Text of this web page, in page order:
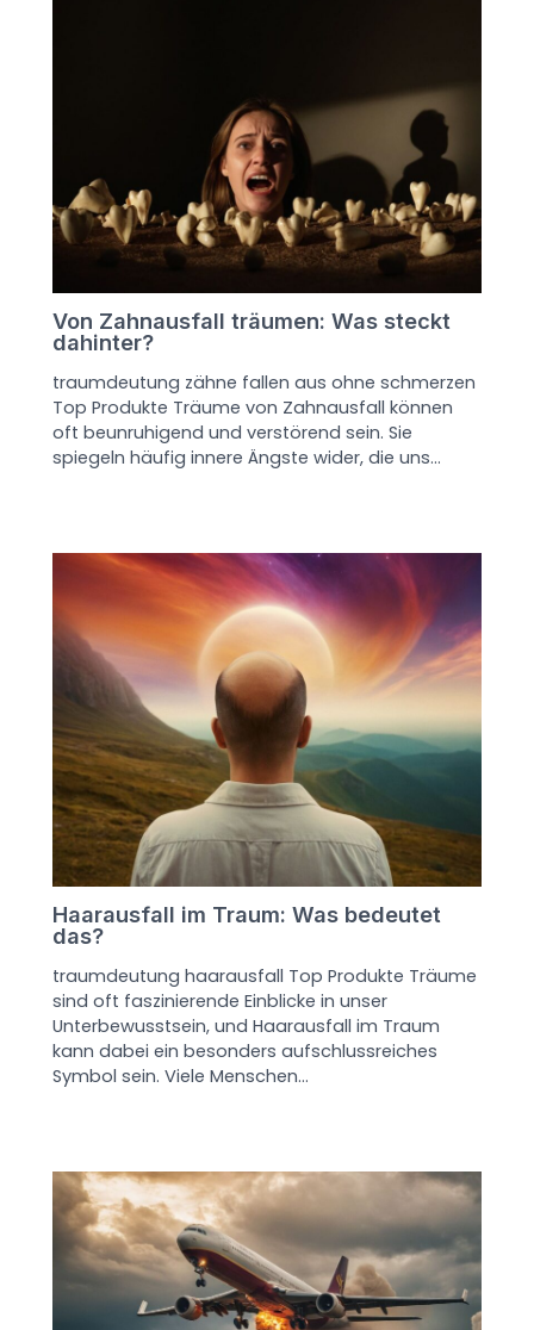
Von Zahnausfall träumen: Was steckt
dahinter?
traumdeutung zähne fallen aus ohne schmerzen
Top Produkte Träume von Zahnausfall können
oft beunruhigend und verstörend sein. Sie
spiegeln häufig innere Ängste wider, die uns…
Haarausfall im Traum: Was bedeutet
das?
traumdeutung haarausfall Top Produkte Träume
sind oft faszinierende Einblicke in unser
Unterbewusstsein, und Haarausfall im Traum
kann dabei ein besonders aufschlussreiches
Symbol sein. Viele Menschen…